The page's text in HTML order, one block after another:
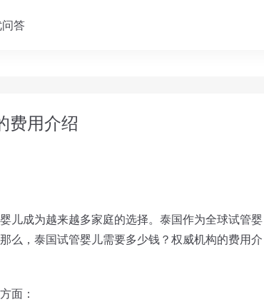
答
费用介绍
成为越来越多家庭的选择。泰国作为全球试管婴
么，泰国试管婴儿需要多少钱？权威机构的费用介
面：